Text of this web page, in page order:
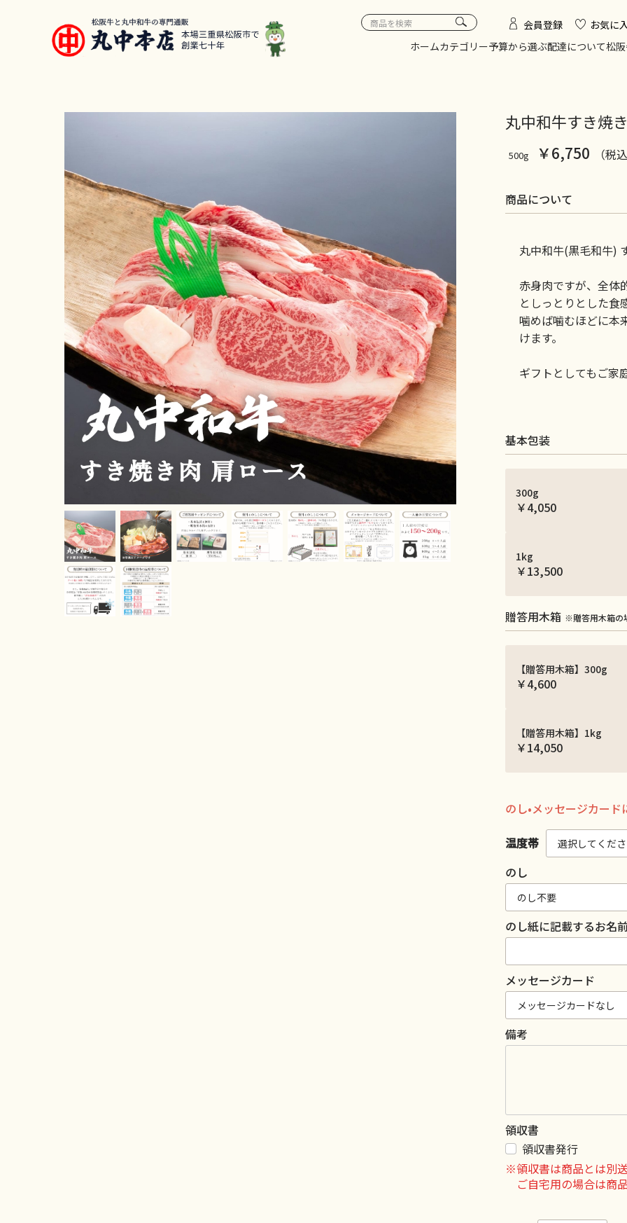
会員登録
お気に
ホームカテゴリー予算から選ぶ配達について松
丸中和牛すき焼
500g ￥6,750 （税
商品について
丸中和牛(黒毛和牛)
赤身肉ですが、全体
としっとりとした食
噛めば噛むほどに本
けます。
ギフトとしてもご家
基本包装
300g
￥4,050
1kg
￥13,500
贈答用木箱 ※贈答用木箱の
【贈答用木箱】300g
￥4,600
【贈答用木箱】1kg
￥14,050
のし•メッセージカー
温度帯
のし
のし紙に記載するお名
メッセージカード
備考
領収書
領収書発行
※領収書は商品とは別
ご自宅用の場合は商